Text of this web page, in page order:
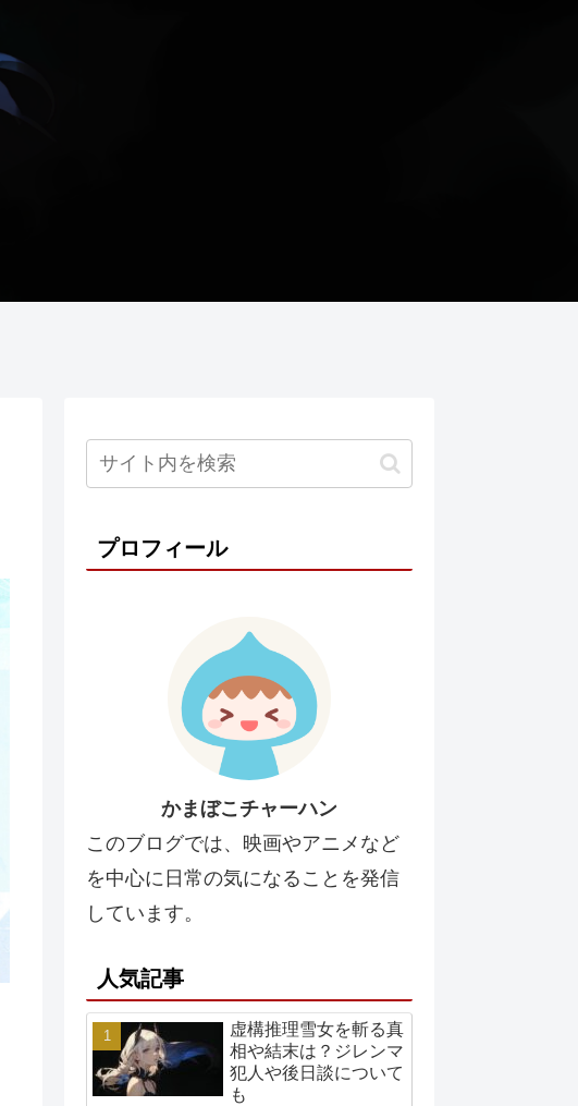
プロフィール
かまぼこチャーハン
このブログでは、映画やアニメなど
を中心に日常の気になることを発信
しています。
人気記事
虚構推理雪女を斬る真
相や結末は？ジレンマ
犯人や後日談について
も